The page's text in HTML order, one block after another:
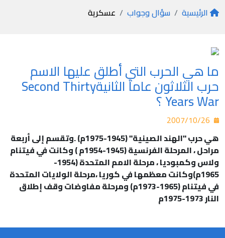
الرئيسية سؤال وجواب عسكرية
ما هي الحرب التي أطلق عليها الاسم
حرب الثلاثون عاماً الثانيةSecond Thirty
Years War ؟
هي حرب "الهند الصينية" (1945-1975م) .وتقسم إلى أربعة
مراحل ، المرحلة الفرنسية (1945-1954م ) وكانت في فيتنام
ولاس وكمبوديا ، مرحلة الامم المتحدة (1954-
1965م)وكانت معظمها في كوريا ،مرحلة الولايات المتحدة
في فيتنام (1965-1973م) ومرحلة مفاوضات وقف إطلاق
النار 1973-1975م